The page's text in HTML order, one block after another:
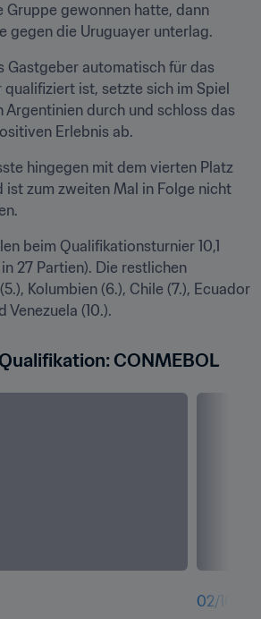
Gruppe gewonnen hatte, dann
gegen die Uruguayer unterlag.
Gastgeber automatisch für das
ist, setzte sich im Spiel
Argentinien durch und schloss das
Erlebnis ab.
hingegen mit dem vierten Platz
ist zum zweiten Mal in Folge nicht
beim Qualifikationsturnier 10,1
27 Partien). Die restlichen
Kolumbien (6.), Chile (7.), Ecuador
Venezuela (10.).
CONMEBOL
02/10